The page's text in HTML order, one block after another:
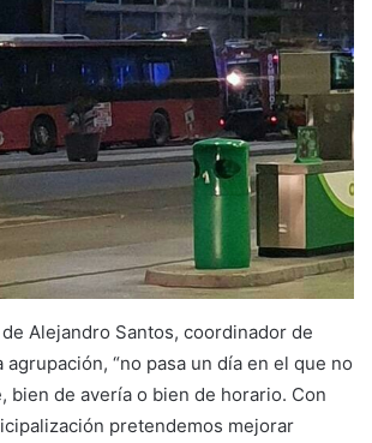
Alejandro Santos, coordinador de
“no pasa un día en el que no
bien de avería o bien de horario. Con
pretendemos mejorar